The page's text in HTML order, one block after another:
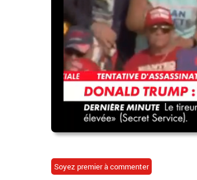
Soyez premier à commenter